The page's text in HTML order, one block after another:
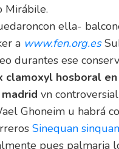
Mirábile.
ella-
a www.fen.org.es
durantes ese
clamoxyl hosboral
vn
Ghoneim u habrá
Sinequan
pues palmaria